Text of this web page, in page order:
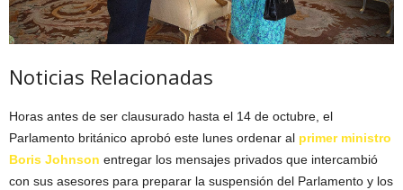
Noticias Relacionadas
Horas antes de ser clausurado hasta el 14 de octubre, el
Parlamento británico aprobó este lunes ordenar al primer ministro
Boris Johnson entregar los mensajes privados que intercambió
con sus asesores para preparar la suspensión del Parlamento y los